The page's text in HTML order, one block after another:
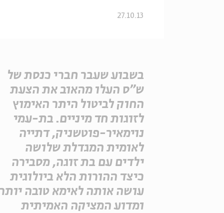
27.10.13
בשבוע שעבר חברי כנסת של
ש"ס העלו מהאוב את הצעת
החוק לביטול היתר האימוץ
לזוגות חד מיניים. בת-עמי
נוימאיר-פוטשניק, דתייה
לאומית המגדלת שלושה
ילדים עם בת זוגה, מסבירה
כיצד ההורות הלא ביולוגית
עושה אותה לאימא טובה
ומדוע המציקה האמיתית